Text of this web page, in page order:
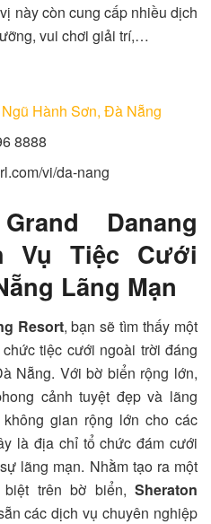
này còn cung cấp nhiều dịch
vui chơi giải trí,…
Hành Sơn, Đà Nẵng
8888
vi/da-nang
Danang
Vụ Tiệc Cưới
Lãng Mạn
Resort, bạn sẽ tìm thấy một
tiệc cưới ngoài trời đáng
Nẵng. Với bờ biển rộng lớn,
cảnh tuyệt đẹp và lãng
gian rộng lớn cho các
là địa chỉ tổ chức đám cưới
lãng mạn. Nhằm tạo ra một
trên bờ biển, Sheraton
các dịch vụ chuyên nghiệp